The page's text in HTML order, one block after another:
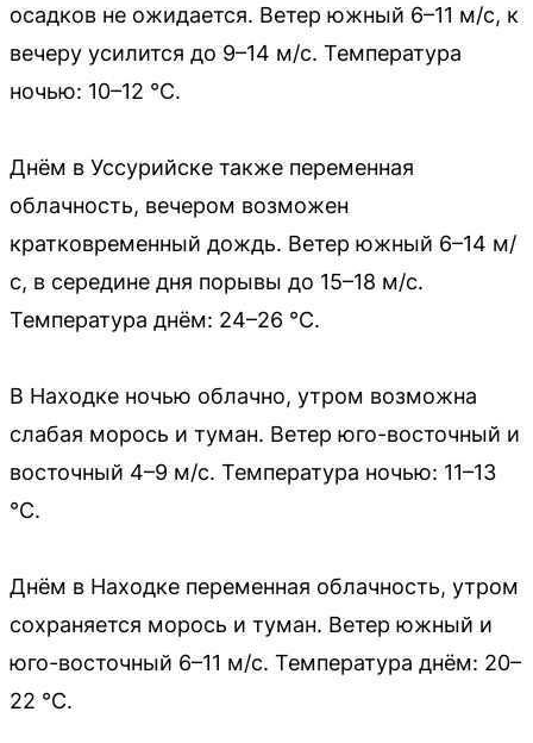
осадков не ожидается. Ветер южный 6–11 м/с, к
вечеру усилится до 9–14 м/с. Температура
ночью: 10–12 °C.
Днём в Уссурийске также переменная
облачность, вечером возможен
кратковременный дождь. Ветер южный 6–14 м/
с, в середине дня порывы до 15–18 м/с.
Температура днём: 24–26 °C.
В Находке ночью облачно, утром возможна
слабая морось и туман. Ветер юго-восточный и
восточный 4–9 м/с. Температура ночью: 11–13
°C.
Днём в Находке переменная облачность, утром
сохраняется морось и туман. Ветер южный и
юго-восточный 6–11 м/с. Температура днём: 20–
22 °C.